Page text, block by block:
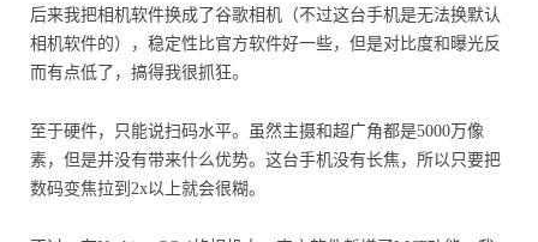
后来我把相机软件换成了谷歌相机（不过这台手机是无法换默认
相机软件的），稳定性比官方软件好一些，但是对比度和曝光反
而有点低了，搞得我很抓狂。
至于硬件，只能说扫码水平。虽然主摄和超广角都是5000万像
素，但是并没有带来什么优势。这台手机没有长焦，所以只要把
数码变焦拉到2x以上就会很糊。